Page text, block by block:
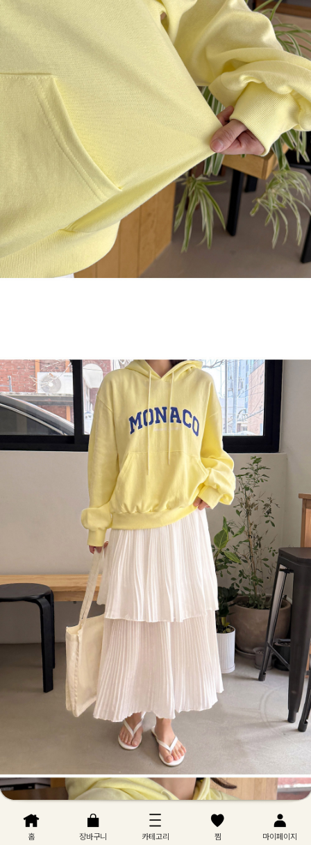
홈 장바구니 카테고리 찜 마이페이지